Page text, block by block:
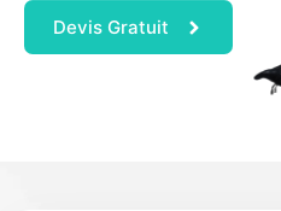
Devis Gratuit